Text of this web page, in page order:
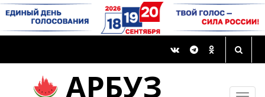
АРБУЗ